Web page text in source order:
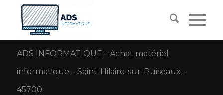
ADS INFORMATIQUE – Achat matériel
informatique – Saint-Hilaire-sur-Puiseaux –
45700